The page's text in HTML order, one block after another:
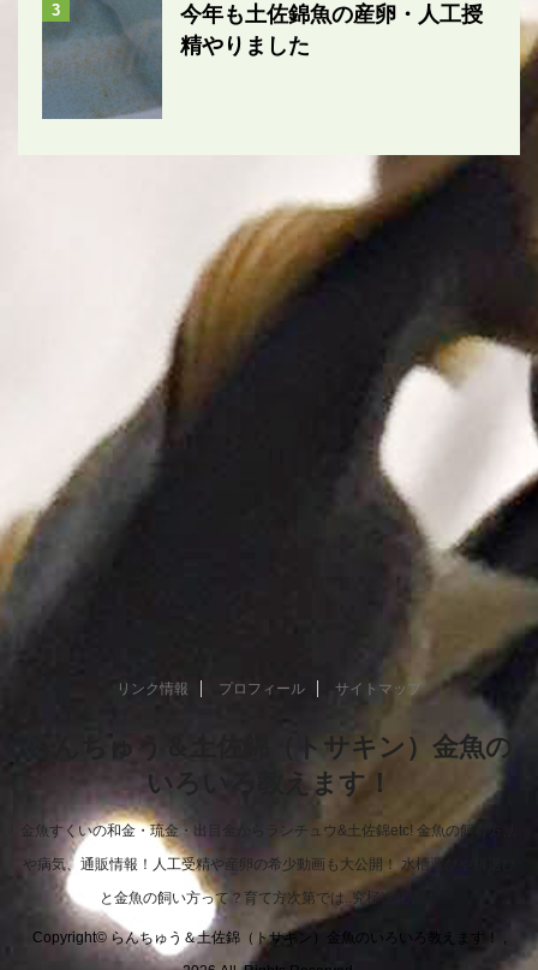
3
今年も土佐錦魚の産卵・人工授
精やりました
リンク情報 プロフィール サイトマップ
らんちゅう＆土佐錦（トサキン）金魚の
いろいろ教えます！
金魚すくいの和金・琉金・出目金からランチュウ&土佐錦etc! 金魚の飼育方法
や病気、通販情報！人工受精や産卵の希少動画も大公開！ 水槽選びや餌選び
と金魚の飼い方って？育て方次第では..究極進化！！
Copyright© らんちゅう＆土佐錦（トサキン）金魚のいろいろ教えます！ ,